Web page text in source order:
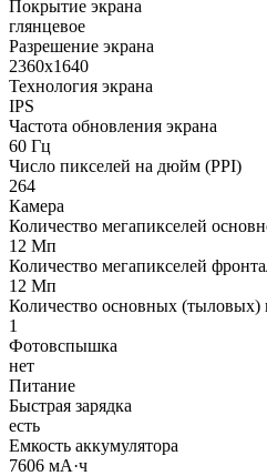
Покрытие экрана
глянцевое
Разрешение экрана
2360x1640
Технология экрана
IPS
Частота обновления экрана
60 Гц
Число пикселей на дюйм (PPI)
264
Камера
Количество мегапикселей
12 Мп
Количество мегапикселей
12 Мп
Количество основных (тыловых)
1
Фотовспышка
нет
Питание
Быстрая зарядка
есть
Емкость аккумулятора
7606 мА·ч